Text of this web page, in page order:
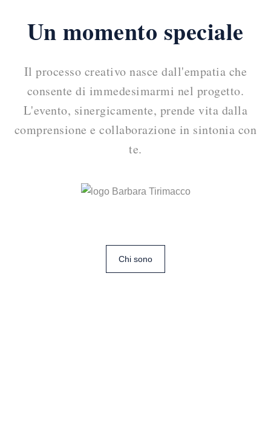
Un momento speciale
Il processo creativo nasce dall'empatia che
consente di immedesimarmi nel progetto.
L'evento, sinergicamente, prende vita dalla
comprensione e collaborazione in sintonia con
te.
Chi sono